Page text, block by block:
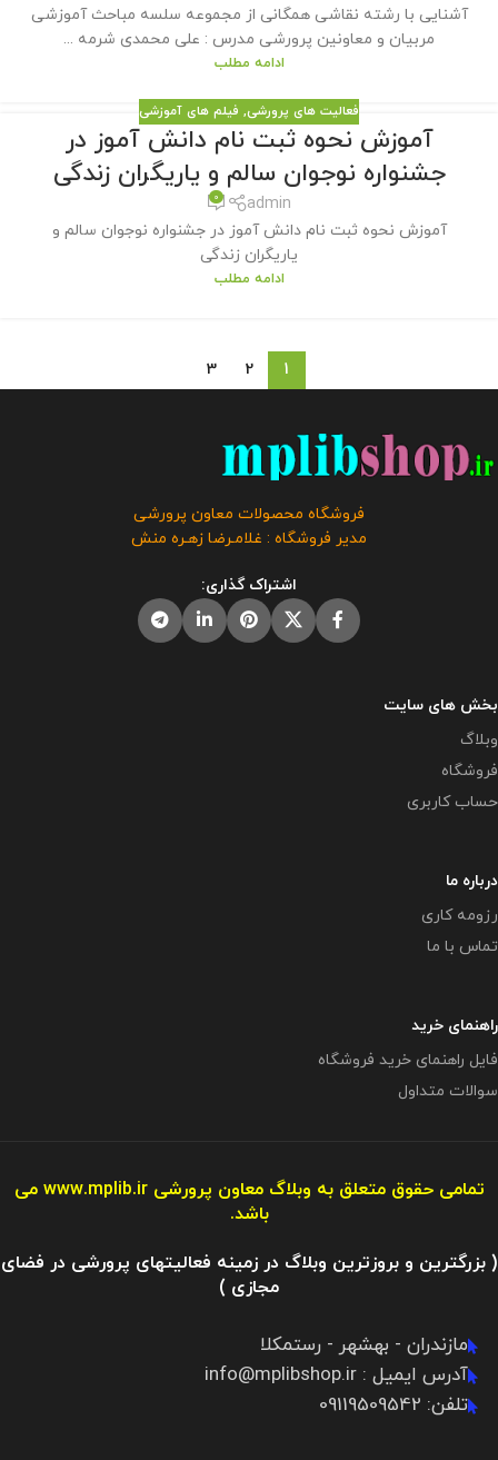
آشنایی با رشته نقاشی همگانی از مجموعه سلسه مباحث آموزشی
مربیان و معاونین پرورشی مدرس : علی محمدی شرمه ...
ادامه مطلب
فعالیت های پرورشی, فیلم های آموزشی
آموزش نحوه ثبت نام دانش آموز در
جشنواره نوجوان سالم و یاریگران زندگی
admin
0
آموزش نحوه ثبت نام دانش آموز در جشنواره نوجوان سالم و
یاریگران زندگی
ادامه مطلب
1
2
3
فروشگاه محصولات معاون پرورشی
مدیر فروشگاه : غلامـرضا زهـره منش
اشتراک گذاری:
بخش های سایت
وبلاگ
فروشگاه
حساب کاربری
درباره ما
رزومه کاری
تماس با ما
راهنمای خرید
فایل راهنمای خرید فروشگاه
سوالات متداول
تمامی حقوق متعلق به وبلاگ معاون پرورشیwww.mplib.ir می
باشد.
( بزرگترین و بروزترین وبلاگ در زمینه فعالیتهای پرورشی در فضای
مجازی )
مازندران - بهشهر - رستمکلا
آدرس ایمیل : info@mplibshop.ir
تلفن: 09119509542​